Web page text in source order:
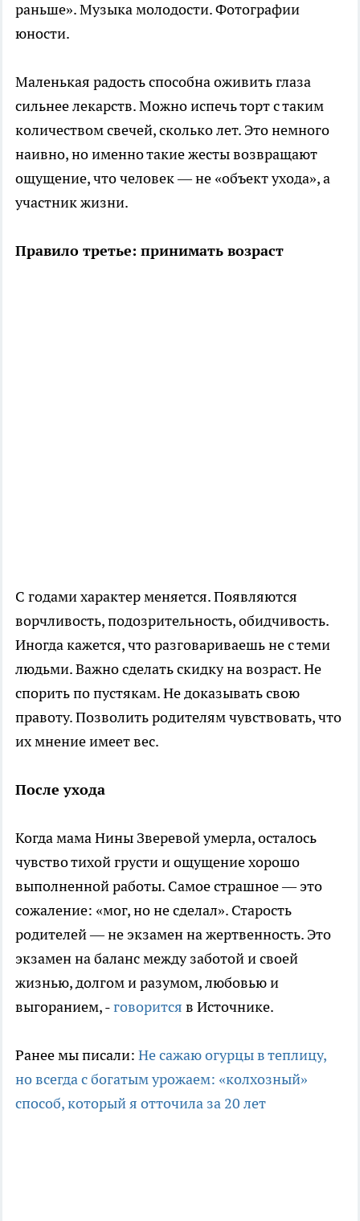
раньше». Музыка молодости. Фотографии
юности.
Маленькая радость способна оживить глаза
сильнее лекарств. Можно испечь торт с таким
количеством свечей, сколько лет. Это немного
наивно, но именно такие жесты возвращают
ощущение, что человек — не «объект ухода», а
участник жизни.
Правило третье: принимать возраст
С годами характер меняется. Появляются
ворчливость, подозрительность, обидчивость.
Иногда кажется, что разговариваешь не с теми
людьми. Важно сделать скидку на возраст. Не
спорить по пустякам. Не доказывать свою
правоту. Позволить родителям чувствовать, что
их мнение имеет вес.
После ухода
Когда мама Нины Зверевой умерла, осталось
чувство тихой грусти и ощущение хорошо
выполненной работы. Самое страшное — это
сожаление: «мог, но не сделал». Старость
родителей — не экзамен на жертвенность. Это
экзамен на баланс между заботой и своей
жизнью, долгом и разумом, любовью и
выгоранием, -говорится в Источнике.
Ранее мы писали: Не сажаю огурцы в теплицу,
но всегда с богатым урожаем: «колхозный»
способ, который я отточила за 20 лет